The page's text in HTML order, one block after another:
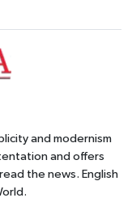
and modernism
and offers
the news. English